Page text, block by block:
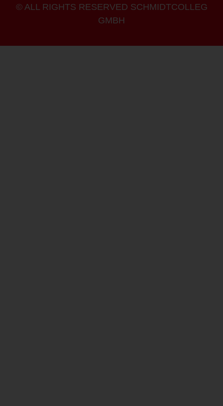
© ALL RIGHTS RESERVED SCHMIDTCOLLEG
GMBH